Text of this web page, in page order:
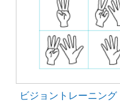
ビジョントレーニング